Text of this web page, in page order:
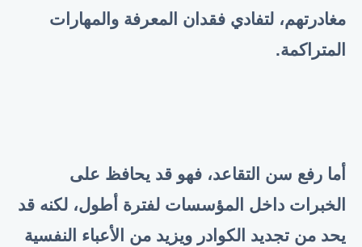
مغادرتهم، لتفادي فقدان المعرفة والمهارات
المتراكمة.
أما رفع سن التقاعد، فهو قد يحافظ على
الخبرات داخل المؤسسات لفترة أطول، لكنه قد
يحد من تجديد الكوادر ويزيد من الأعباء النفسية